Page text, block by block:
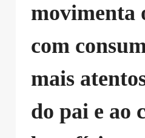
movimenta
com
mais
do pai e ao